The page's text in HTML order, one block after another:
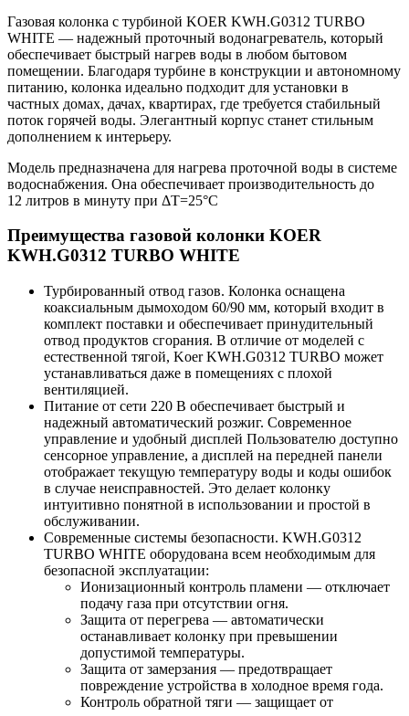
Газовая колонка с турбиной KOER KWH.G0312 TURBO
WHITE — надежный проточный водонагреватель, который
обеспечивает быстрый нагрев воды в любом бытовом
помещении. Благодаря турбине в конструкции и автономному
питанию, колонка идеально подходит для установки в
частных домах, дачах, квартирах, где требуется стабильный
поток горячей воды. Элегантный корпус станет стильным
дополнением к интерьеру.
Модель предназначена для нагрева проточной воды в системе
водоснабжения. Она обеспечивает производительность до
12 литров в минуту при ΔT=25°C
Преимущества газовой колонки KOER
KWH.G0312 TURBO WHITE
Турбированный отвод газов. Колонка оснащена
коаксиальным дымоходом 60/90 мм, который входит в
комплект поставки и обеспечивает принудительный
отвод продуктов сгорания. В отличие от моделей с
естественной тягой, Koer KWH.G0312 TURBO может
устанавливаться даже в помещениях с плохой
вентиляцией.
Питание от сети 220 В обеспечивает быстрый и
надежный автоматический розжиг. Современное
управление и удобный дисплей Пользователю доступно
сенсорное управление, а дисплей на передней панели
отображает текущую температуру воды и коды ошибок
в случае неисправностей. Это делает колонку
интуитивно понятной в использовании и простой в
обслуживании.
Современные системы безопасности. KWH.G0312
TURBO WHITE оборудована всем необходимым для
безопасной эксплуатации:
Ионизационный контроль пламени — отключает
подачу газа при отсутствии огня.
Защита от перегрева — автоматически
останавливает колонку при превышении
допустимой температуры.
Защита от замерзания — предотвращает
повреждение устройства в холодное время года.
Контроль обратной тяги — защищает от